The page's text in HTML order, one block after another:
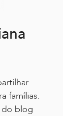
famílias.
do blog